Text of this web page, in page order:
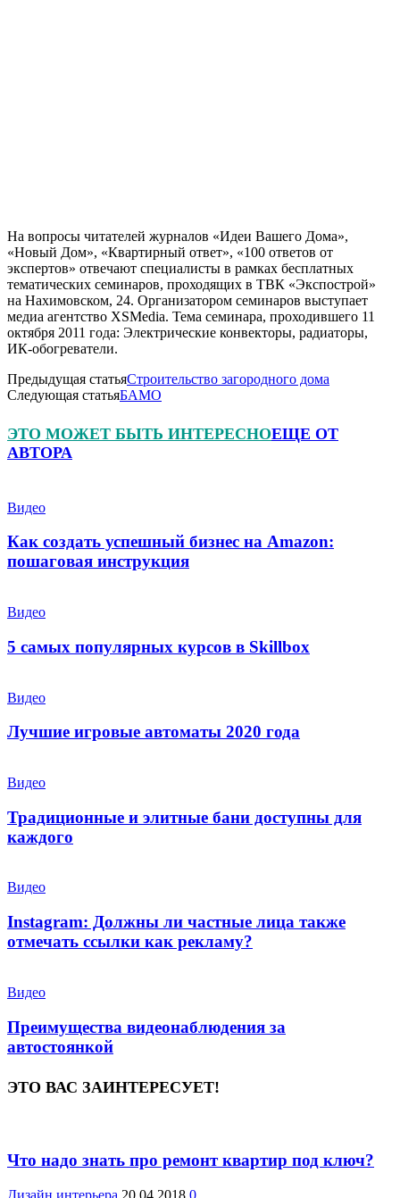
На вопросы читателей журналов «Идеи Вашего Дома»,
«Новый Дом», «Квартирный ответ», «100 ответов от
экспертов» отвечают специалисты в рамках бесплатных
тематических семинаров, проходящих в ТВК «Экспострой»
на Нахимовском, 24. Организатором семинаров выступает
медиа агентство XSMedia. Тема семинара, проходившего 11
октября 2011 года: Электрические конвекторы, радиаторы,
ИК-обогреватели.
Предыдущая статьяСтроительство загородного дома
Следующая статьяБАМО
ЭТО МОЖЕТ БЫТЬ ИНТЕРЕСНОЕЩЕ ОТ
АВТОРА
Видео
Как создать успешный бизнес на Amazon:
пошаговая инструкция
Видео
5 самых популярных курсов в Skillbox
Видео
Лучшие игровые автоматы 2020 года
Видео
Традиционные и элитные бани доступны для
каждого
Видео
Instagram: Должны ли частные лица также
отмечать ссылки как рекламу?
Видео
Преимущества видеонаблюдения за
автостоянкой
ЭТО ВАС ЗАИНТЕРЕСУЕТ!
Что надо знать про ремонт квартир под ключ?
Дизайн интерьера 20.04.2018 0